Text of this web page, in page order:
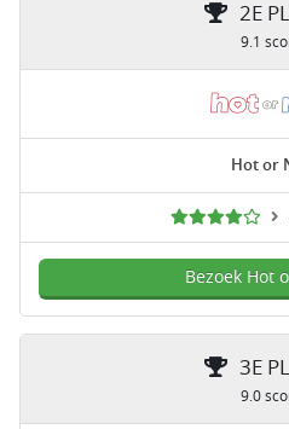
2E
9.1
Hot or
Bezoek Hot
3E
9.0